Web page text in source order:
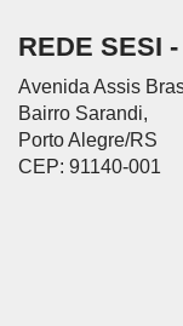
REDE SESI
Avenida Assis
Bairro Sarandi,
Porto Alegre/RS
CEP: 91140-001